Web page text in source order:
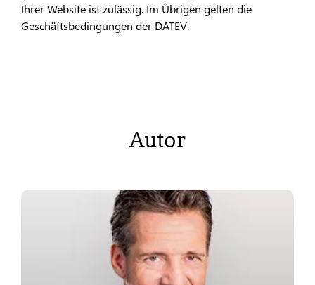
Ihrer Website ist zulässig. Im Übrigen gelten die
Geschäftsbedingungen der DATEV.
Autor